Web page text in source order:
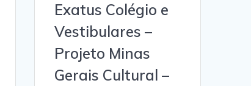
Exatus Colégio e
Vestibulares –
Projeto Minas
Gerais Cultural –